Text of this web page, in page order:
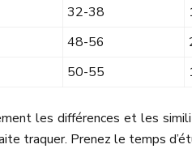
32-38
48-56
50-55
les différences et les
traquer. Prenez le temps